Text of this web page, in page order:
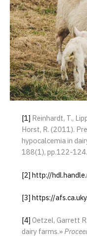
[1] Reinhardt, T.,
Horst, R. (2011).
hypocalcemia in
188(1), pp.122-124.
[2] http://
[3] https://
[4] Oetzel, Garrett
dairy farms.»